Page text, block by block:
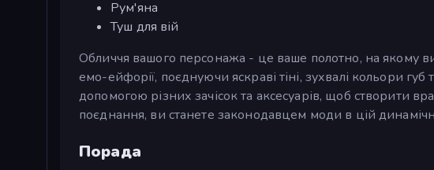
Рум'яна
Туш для вій
Обличчя вашого персонажа - це ваше полотно, на якому
емо-ейфорії, поєднуючи яскраві тіні, зухвалі кольори
допомогою різних зачісок та аксесуарів, щоб створити
поєднання, ви станете законодавцем моди в цій
Порада